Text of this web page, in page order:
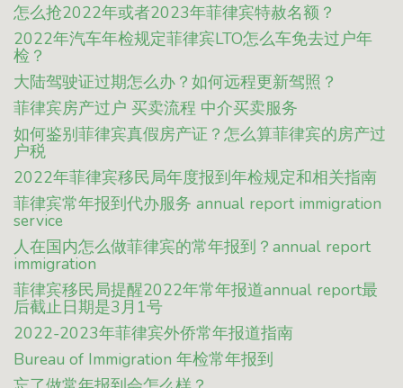
怎么抢2022年或者2023年菲律宾特赦名额？
2022年汽车年检规定菲律宾LTO怎么车免去过户年
检？
大陆驾驶证过期怎么办？如何远程更新驾照？
菲律宾房产过户 买卖流程 中介买卖服务
如何鉴别菲律宾真假房产证？怎么算菲律宾的房产过
户税
2022年菲律宾移民局年度报到年检规定和相关指南
菲律宾常年报到代办服务 annual report immigration
service
人在国内怎么做菲律宾的常年报到？annual report
immigration
菲律宾移民局提醒2022年常年报道annual report最
后截止日期是3月1号
2022-2023年菲律宾外侨常年报道指南
Bureau of Immigration 年检常年报到